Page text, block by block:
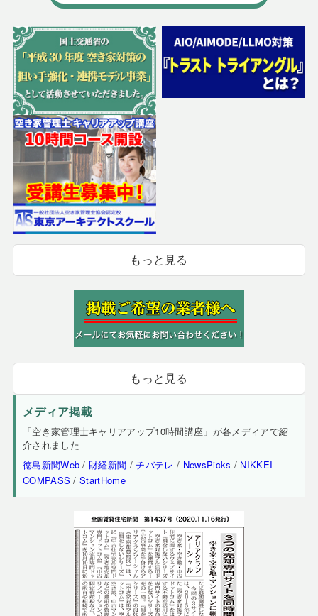
もっと見る
もっと見る
メディア掲載
「空き家管理士キャリアアップ10時間講座」が各メディアで紹
介されました
徳島新聞Web / 財経新聞 /チバテレ / NewsPicks / NIKKEI
COMPASS /StartHome